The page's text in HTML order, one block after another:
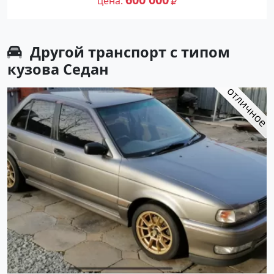
Авторынок23
Другой транспорт с типом
кузова Седан